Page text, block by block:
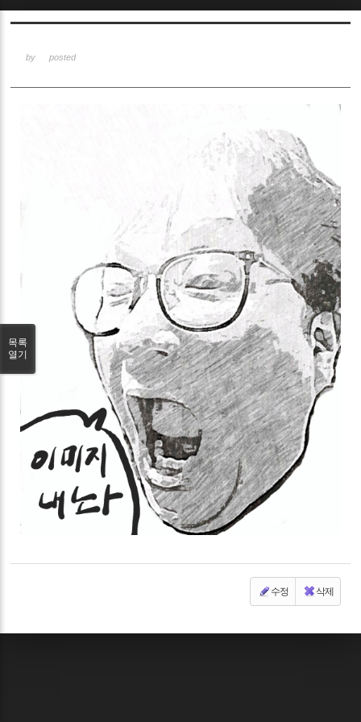
by posted
수정 삭제
목록
열기
Sketchbook5, 스케치북5
Sketchbook5, 스케치북5